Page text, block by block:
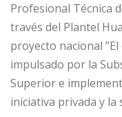
Profesional Técnica
través del Plantel
proyecto nacional ”El
impulsado por la
Superior e
iniciativa privada y la